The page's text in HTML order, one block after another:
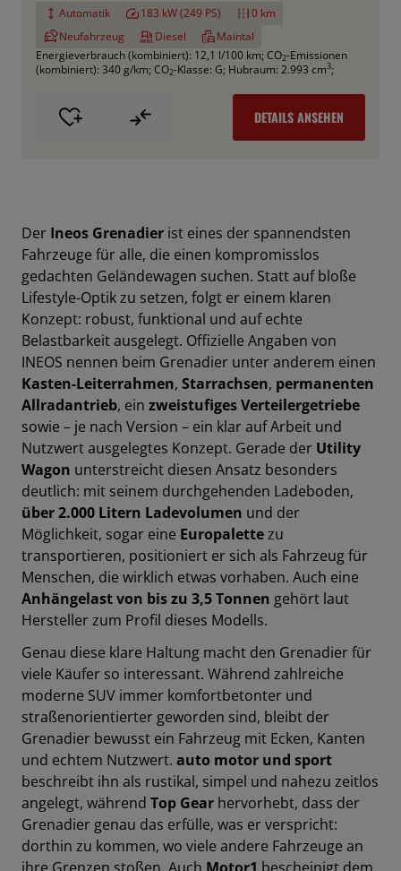
Automatik 183 kW (249 PS)
0 km
Neufahrzeug
Diesel
Maintal
Energieverbrauch (kombiniert): 12,1 l/100 km; CO2-Emissionen
(kombiniert): 340 g/km; CO2-Klasse: G; Hubraum: 2.993 cm3;
DETAILS ANSEHEN
Der Ineos Grenadier ist eines der spannendsten
Fahrzeuge für alle, die einen kompromisslos
gedachten Geländewagen suchen. Statt auf bloße
Lifestyle-Optik zu setzen, folgt er einem klaren
Konzept: robust, funktional und auf echte
Belastbarkeit ausgelegt. Offizielle Angaben von
INEOS nennen beim Grenadier unter anderem einen
Kasten-Leiterrahmen, Starrachsen, permanenten
Allradantrieb, ein zweistufiges Verteilergetriebe
sowie – je nach Version – ein klar auf Arbeit und
Nutzwert ausgelegtes Konzept. Gerade der Utility
Wagon unterstreicht diesen Ansatz besonders
deutlich: mit seinem durchgehenden Ladeboden,
über 2.000 Litern Ladevolumen und der
Möglichkeit, sogar eine Europalettezu
transportieren, positioniert er sich als Fahrzeug für
Menschen, die wirklich etwas vorhaben. Auch eine
Anhängelast von bis zu 3,5 Tonnen gehört laut
Hersteller zum Profil dieses Modells.
Genau diese klare Haltung macht den Grenadier für
viele Käufer so interessant. Während zahlreiche
moderne SUV immer komfortbetonter und
straßenorientierter geworden sind, bleibt der
Grenadier bewusst ein Fahrzeug mit Ecken, Kanten
und echtem Nutzwert. auto motor und sport
beschreibt ihn als rustikal, simpel und nahezu zeitlos
angelegt, während Top Gear hervorhebt, dass der
Grenadier genau das erfülle, was er verspricht:
dorthin zu kommen, wo viele andere Fahrzeuge an
ihre Grenzen stoßen. Auch Motor1 bescheinigt dem